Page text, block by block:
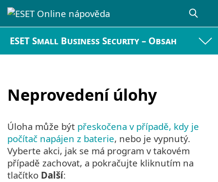
ESET Small Business Security – Obsah
Neprovedení úlohy
Úloha může být přeskočena v případě, kdy je
počítač napájen z baterie, nebo je vypnutý.
Vyberte akci, jak se má program v takovém
případě zachovat, a pokračujte kliknutím na
tlačítko Další: